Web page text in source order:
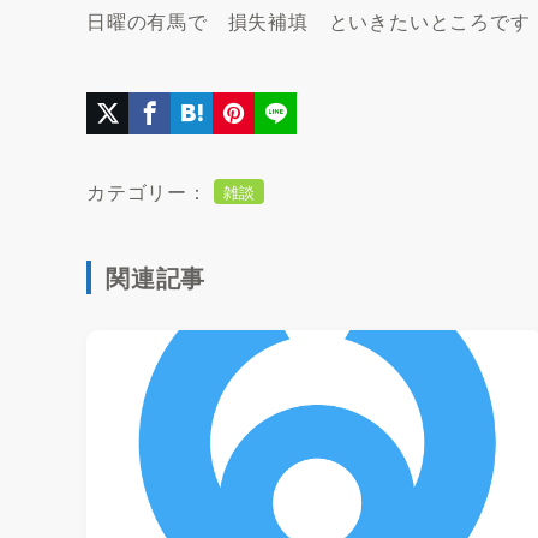
日曜の有馬で 損失補填 といきたいところです
カテゴリー： 雑談
関連記事